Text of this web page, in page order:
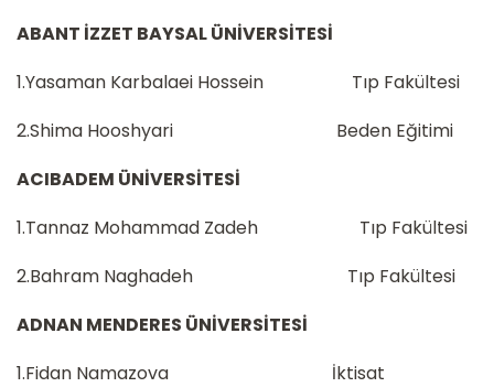
ABANT İZZET BAYSAL ÜNİVERSİTESİ
1.Yasaman Karbalaei Hossein Tıp Fakültesi
2.Shima Hooshyari Beden Eğitimi
ACIBADEM ÜNİVERSİTESİ
1.Tannaz Mohammad Zadeh Tıp Fakültesi
2.Bahram Naghadeh Tıp Fakültesi
ADNAN MENDERES ÜNİVERSİTESİ
1.Fidan Namazova İktisat